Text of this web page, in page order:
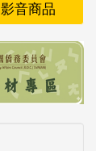
影音商品